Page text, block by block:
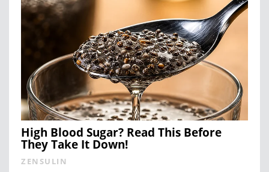
High Blood Sugar? Read This Before
They Take It Down!
ZENSULIN